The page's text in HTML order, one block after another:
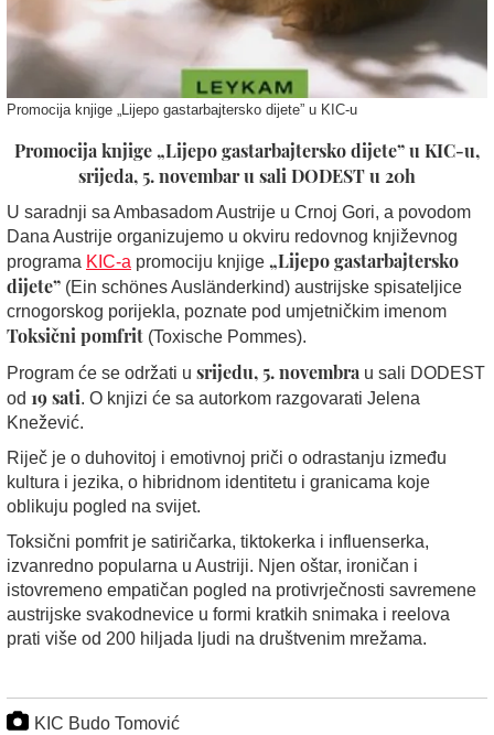
Promocija knjige „Lijepo gastarbajtersko dijete” u KIC-u
Promocija knjige „Lijepo gastarbajtersko dijete” u KIC-u,
srijeda, 5. novembar u sali DODEST u 20h
U saradnji sa Ambasadom Austrije u Crnoj Gori, a povodom
Dana Austrije organizujemo u okviru redovnog književnog
programa KIC-a promociju knjige „Lijepo gastarbajtersko
dijete” (Ein schönes Ausländerkind) austrijske spisateljice
crnogorskog porijekla, poznate pod umjetničkim imenom
Toksični pomfrit (Toxische Pommes).
Program će se održati u srijedu, 5. novembra u sali DODEST
od 19 sati. O knjizi će sa autorkom razgovarati Jelena
Knežević.
Riječ je o duhovitoj i emotivnoj priči o odrastanju između
kultura i jezika, o hibridnom identitetu i granicama koje
oblikuju pogled na svijet.
Toksični pomfrit je satiričarka, tiktokerka i influenserka,
izvanredno popularna u Austriji. Njen oštar, ironičan i
istovremeno empatičan pogled na protivrječnosti savremene
austrijske svakodnevice u formi kratkih snimaka i reelova
prati više od 200 hiljada ljudi na društvenim mrežama.
KIC Budo Tomović